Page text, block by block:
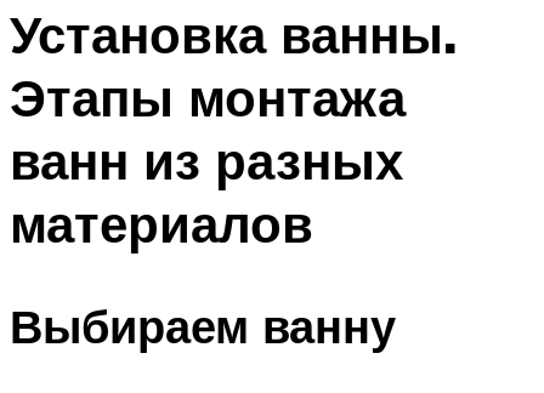
Установка ванны.
Этапы монтажа
ванн из разных
материалов
Выбираем ванну